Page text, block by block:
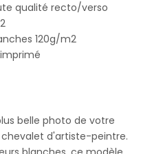
qualité recto/verso
120g/m2
belle photo de votre
d'artiste-peintre.